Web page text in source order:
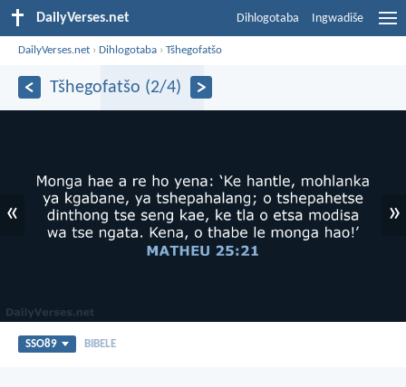
DailyVerses.net Dihlogotaba Ingwadiše
DailyVerses.net ›Dihlogotaba ›Tšhegofatšo
Tšhegofatšo (2/4)
« »
SSO89 BIBELE